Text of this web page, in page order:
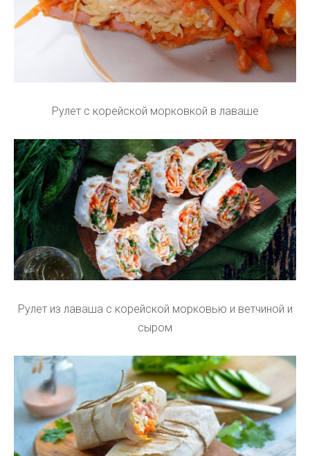
Рулет с корейской морковкой в лаваше
Рулет из лаваша с корейской морковью и ветчиной и
сыром